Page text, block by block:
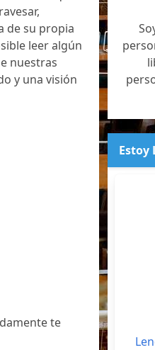
de su propia
leer algún
nuestras
y una visión
te
Estoy